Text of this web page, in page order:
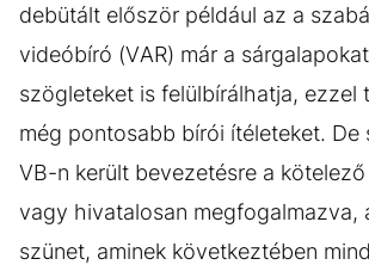
debütált először például az a
videóbíró (VAR) már a
szögleteket is felülbírálhatja, ezzel
még pontosabb bírói ítéleteket. De
VB-n került bevezetésre a
vagy hivatalosan megfogalmazva,
szünet, aminek következtében